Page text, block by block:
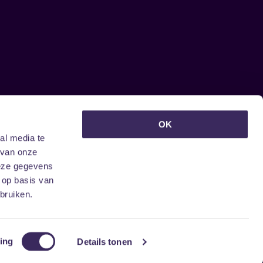
media te
onze
gegevens
basis van
Details tonen
OK
ontvangen?